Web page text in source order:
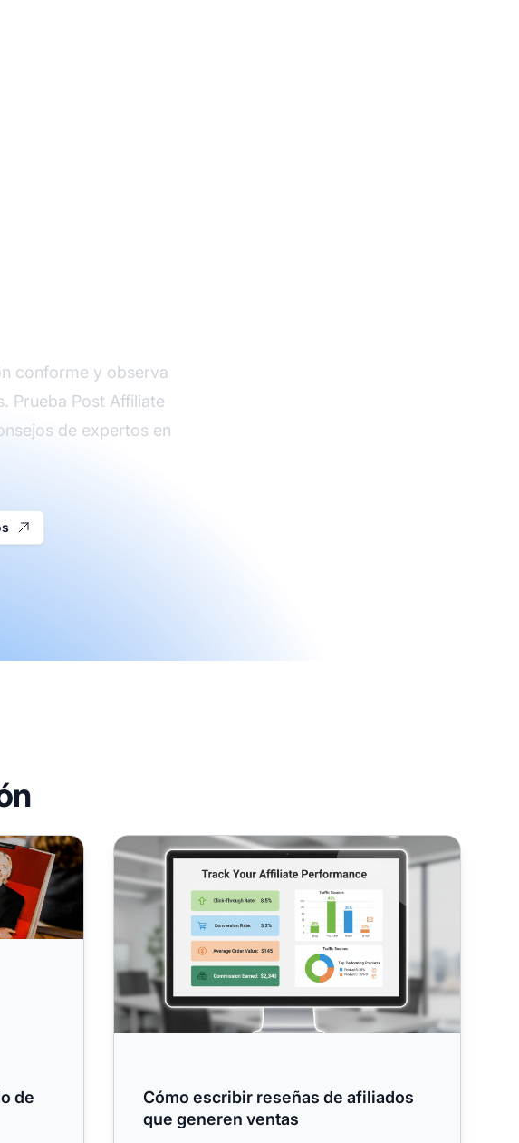
conforme y observa
Prueba Post Affiliate
de expertos en
de afiliados que
de
Cómo escribir reseñas de afiliados que generen ventas
Cómo escribir reseñas de afiliados
que generen ventas